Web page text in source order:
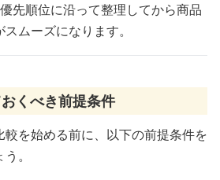
先順位に沿って整理してから商品
ムーズになります。
くべき前提条件
を始める前に、以下の前提条件を
。